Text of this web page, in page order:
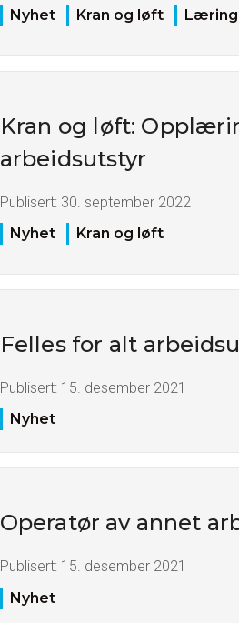
Nyhet
Kran og løft Læring
Kran og løft:
arbeidsutstyr
Publisert: 30. september 2022
Nyhet
Kran og løft
Felles for alt
Publisert: 15. desember 2021
Nyhet
Operatør av annet
Publisert: 15. desember 2021
Nyhet